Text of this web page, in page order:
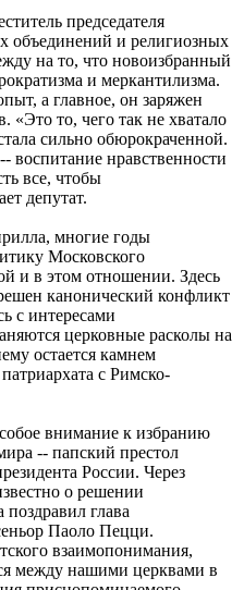
председателя
объединений и религиозных
на то, что новоизбранный
и меркантилизма.
а главное, он заряжен
то, чего так не хватало
сильно обюрокраченной.
воспитание нравственности
все, чтобы
депутат.
многие годы
Московского
и в этом отношении. Здесь
канонический конфликт
с интересами
церковные расколы на
остается камнем
с Римско-
внимание к избранию
-- папский престол
России. Через
о решении
глава
Паоло Пецци.
взаимопонимания,
между нашими церквами в